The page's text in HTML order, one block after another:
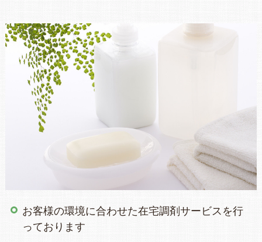
お客様の環境に合わせた在宅調剤サービスを行
っております